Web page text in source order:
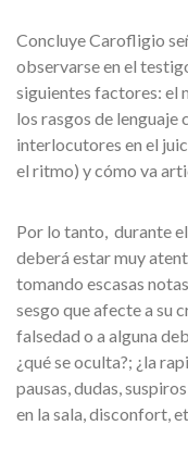
Concluye Carofligio
observarse en el
siguientes factores: el
los rasgos de lenguaje
interlocutores en el
el ritmo) y cómo va
Por lo tanto, durante
deberá estar muy
tomando escasas
sesgo que afecte a su
falsedad o a alguna
¿qué se oculta?; ¿la
pausas, dudas,
en la sala, disconfort,